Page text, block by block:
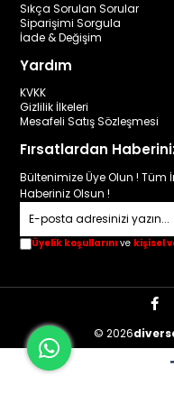
Sıkça Sorulan Sorular
Siparişimi Sorgula
İade & Değişim
Yardım
KVKK
Gizlilik İlkeleri
Mesafeli Satış Sözleşmesi
Fırsatlardan
Bültenimize Üye Olun ! Tüm
Haberiniz Olsun !
Üyelik koşullarını ve kişisel
© 2026